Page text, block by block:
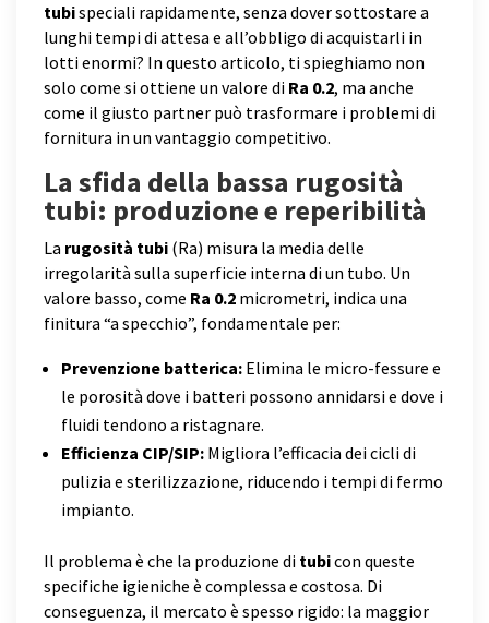
tubispeciali rapidamente, senza dover sottostare a
lunghi tempi di attesa e all’obbligo di acquistarli in
lotti enormi? In questo articolo, ti spieghiamo non
solo come si ottiene un valore di Ra 0.2, ma anche
come il giusto partner può trasformare i problemi di
fornitura in un vantaggio competitivo.
La sfida della bassa rugosità
tubi: produzione e reperibilità
La rugosità tubi (Ra) misura la media delle
irregolarità sulla superficie interna di un tubo. Un
valore basso, come Ra 0.2 micrometri, indica una
finitura “a specchio”, fondamentale per:
Prevenzione batterica: Elimina le micro-fessure e
le porosità dove i batteri possono annidarsi e dove i
fluidi tendono a ristagnare.
Efficienza CIP/SIP: Migliora l’efficacia dei cicli di
pulizia e sterilizzazione, riducendo i tempi di fermo
impianto.
Il problema è che la produzione di tubicon queste
specifiche igieniche è complessa e costosa. Di
conseguenza, il mercato è spesso rigido: la maggior